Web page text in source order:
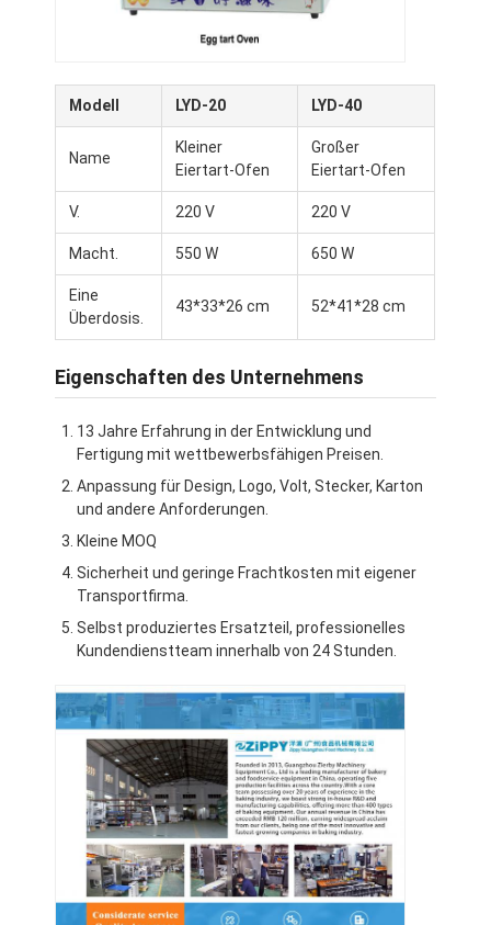
Zu Hause
Über uns
Werksbesichtigung
Kontakt mit uns
Neuigkeiten
Fälle
Bäckerei-Produktionslinie
Mehlmischer
Kommerzieller Eierschläger
Modell LYD-20 LYD-40
Name
Kleiner
Eiertart-Ofen
Großer
Eiertart-Ofen
V. 220 V 220 V
Macht. 550 W 650 W
Eine
Überdosis.
43*33*26 cm 52*41*28 cm
Eigenschaften des Unternehmens
13 Jahre Erfahrung in der Entwicklung und
Fertigung mit wettbewerbsfähigen Preisen.
Anpassung für Design, Logo, Volt, Stecker, Karton
und andere Anforderungen.
Kleine MOQ
Sicherheit und geringe Frachtkosten mit eigener
Transportfirma.
Selbst produziertes Ersatzteil, professionelles
Kundendienstteam innerhalb von 24 Stunden.